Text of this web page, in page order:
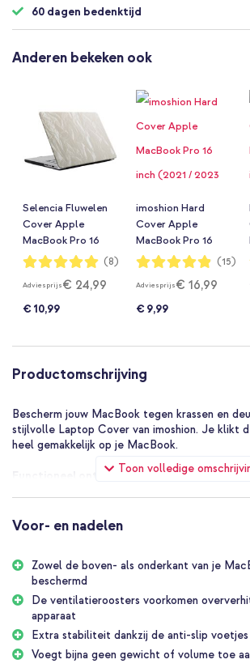
60 dagen bedenktijd
Anderen bekeken ook
Selencia Fluwelen
Cover Apple
MacBook Pro 16
inch (2021 / 2023
2026 M5) - Beige
Waardering:
100%
(8)
Adviesprijs€ 24,99
€ 10,99
imoshion Hard
Cover Apple
MacBook Pro 16
inch (2021 / 2023
2026 M5) -
Lavender Lilac
Waardering:
97%
(15)
Adviesprijs€ 16,99
€ 9,99
Productomschrijving
Toon volledige
Bescherm jouw MacBook tegen krassen en
stijlvolle Laptop Cover van imoshion. Je klikt
heel gemakkelijk op je MacBook.
Functioneel ontwerp
blijft je MacBook goed op zijn plek staan door
Volledige bescherming
Omdat deze laptop cover uit twee delen
een onderkant, is deze makkelijk te plaatsen
twee klikken is je MacBook beschermd tegen
Vooral handig wanneer je jouw MacBook vaak
meeneemt, waarbij hij in contact is met andere
Voor- en nadelen
Zowel de boven- als onderkant van je
beschermd
De ventilatieroosters voorkomen
apparaat
Extra stabiliteit dankzij de anti-slip voetjes
Voegt bijna geen gewicht of volume toe